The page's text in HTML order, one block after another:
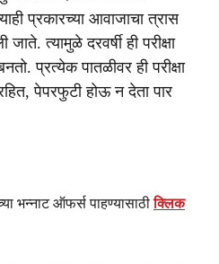
प्रकारच्या आवाजाचा त्रास
त्यामुळे दरवर्षी ही परीक्षा
प्रत्येक पातळीवर ही परीक्षा
पेपरफुटी होऊ न देता पार
भन्नाट ऑफर्स पाहण्यासाठीक्लिक